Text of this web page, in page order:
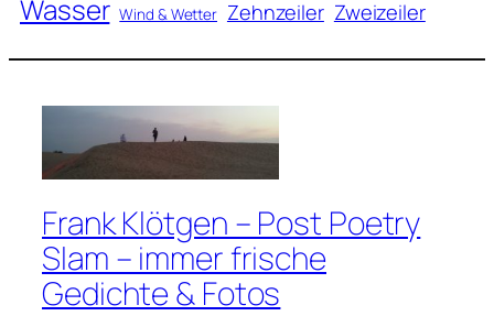
Wasser Wind & Wetter Zehnzeiler Zweizeiler
Frank Klötgen – Post Poetry
Slam – immer frische
Gedichte & Fotos